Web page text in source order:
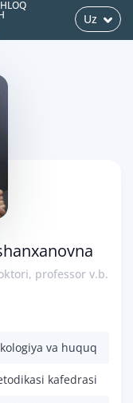
Uz
professor v.b.
va huquq
kafedrasi